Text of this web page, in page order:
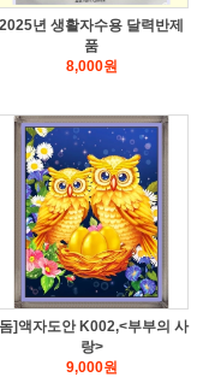
2025년 생활자수용 달력반제
품
8,000원
]액자도안 K002,<부부의 사
랑>
9,000원